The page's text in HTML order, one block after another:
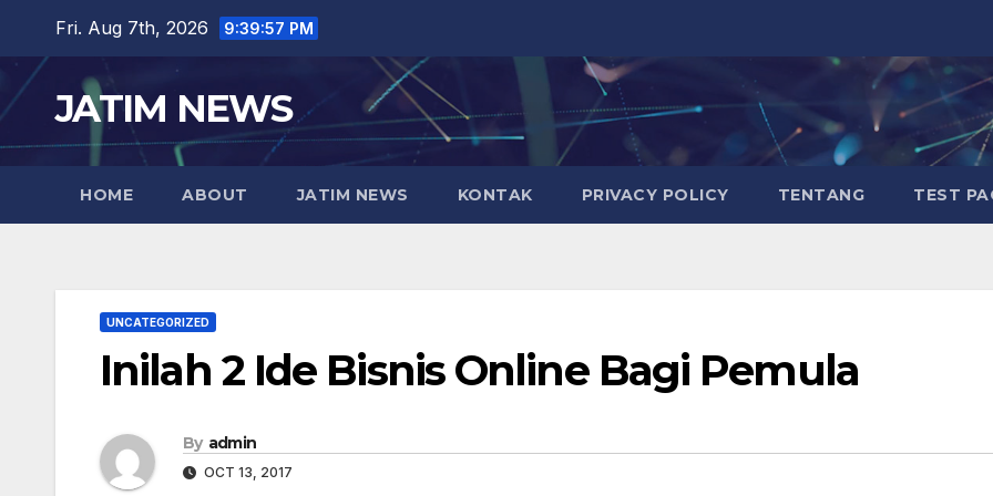
content
Fri. Aug 7th, 2026 9:39:58 PM
JATIM NEWS
HOME ABOUT JATIM NEWS KONTAK PRIVACY POLICY TENTANG TEST
UNCATEGORIZED
Inilah 2 Ide Bisnis Online Bagi Pemula
By admin
OCT 13, 2017